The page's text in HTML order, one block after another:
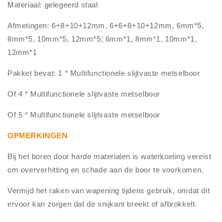
Materiaal: gelegeerd staal
Afmetingen: 6+8+10+12mm, 6+6+8+10+12mm, 6mm*5,
8mm*5, 10mm*5, 12mm*5, 6mm*1, 8mm*1, 10mm*1,
12mm*1
Pakket bevat: 1 * Multifunctionele slijtvaste metselboor
Of 4 * Multifunctionele slijtvaste metselboor
Of 5 * Multifunctionele slijtvaste metselboor
OPMERKINGEN
Bij het boren door harde materialen is waterkoeling vereist
om oververhitting en schade aan de boor te voorkomen.
Vermijd het raken van wapening tijdens gebruik, omdat dit
ervoor kan zorgen dat de snijkant breekt of afbrokkelt.